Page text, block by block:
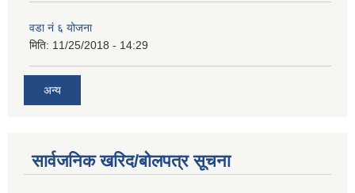
वडा नं ६ योजना
मिति: 11/25/2018 - 14:29
अन्य
सार्वजनिक खरिद/बोलपत्र सूचना